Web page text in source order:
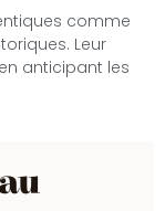
comme
Leur
anticipant les